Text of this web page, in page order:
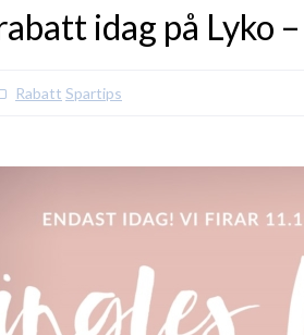
idag på Lyko –
Rabatt Spartips